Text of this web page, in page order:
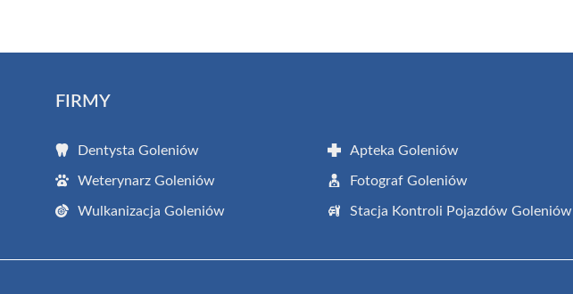
FIRMY
Dentysta Goleniów Apteka Goleniów
Weterynarz Goleniów Fotograf Goleniów
Wulkanizacja Goleniów Stacja Kontroli Pojazdów Goleniów